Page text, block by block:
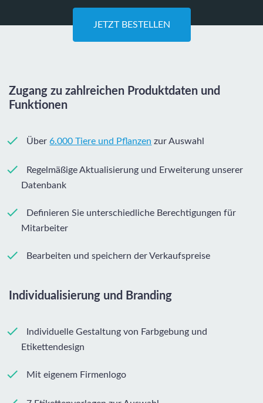
JETZT BESTELLEN
Zugang zu zahlreichen Produktdaten und
Funktionen
Über6.000 Tiere und Pflanzen zur Auswahl
Regelmäßige Aktualisierung und Erweiterung unserer
Datenbank
Definieren Sie unterschiedliche Berechtigungen für
Mitarbeiter
Bearbeiten und speichern der Verkaufspreise
Individualisierung und Branding
Individuelle Gestaltung von Farbgebung und
Etikettendesign
Mit eigenem Firmenlogo